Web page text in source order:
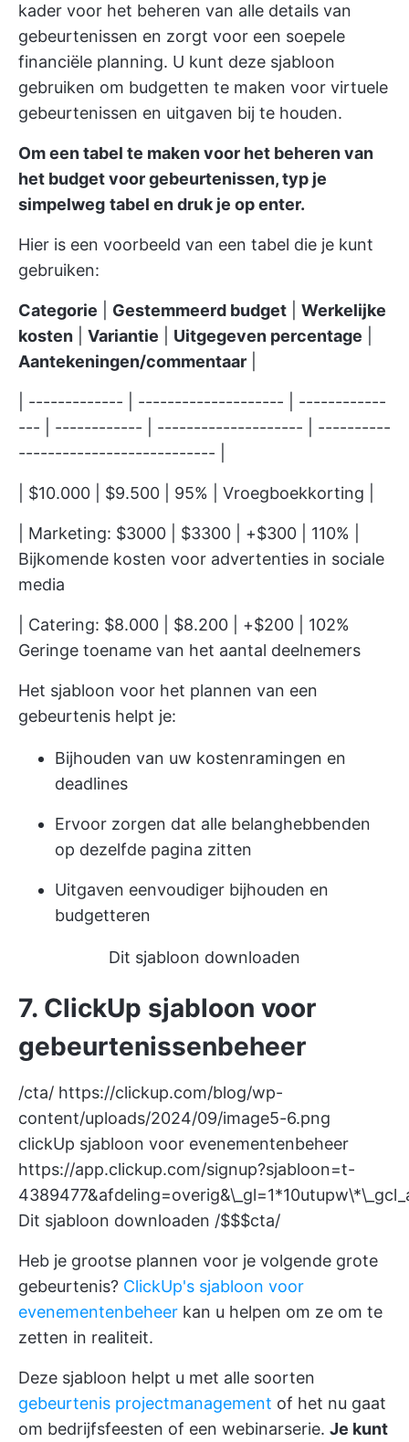
kader voor het beheren van alle details van
gebeurtenissen en zorgt voor een soepele
financiële planning. U kunt deze sjabloon
gebruiken om budgetten te maken voor virtuele
gebeurtenissen en uitgaven bij te houden.
Om een tabel te maken voor het beheren van
het budget voor gebeurtenissen, typ je
simpelweg tabel en druk je op enter.
Hier is een voorbeeld van een tabel die je kunt
gebruiken:
Categorie Gestemmeerd budget
Werkelijke
kosten
Variantie Uitgegeven percentage
Aantekeningen/commentaar
| ------------- | -------------------- | ------------
--- | ------------ | -------------------- | ----------
--------------------------- |
| $10.000 | $9.500 | 95% | Vroegboekkorting |
| Marketing: $3000 | $3300 | +$300 | 110% |
Bijkomende kosten voor advertenties in sociale
media
| Catering: $8.000 | $8.200 | +$200 | 102%
Geringe toename van het aantal deelnemers
Het sjabloon voor het plannen van een
gebeurtenis helpt je:
Bijhouden van uw kostenramingen en
deadlines
Ervoor zorgen dat alle belanghebbenden
op dezelfde pagina zitten
Uitgaven eenvoudiger bijhouden en
budgetteren
Dit sjabloon downloaden
7. ClickUp sjabloon voor
gebeurtenissenbeheer
/cta/ https://clickup.com/blog/wp-
content/uploads/2024/09/image5-6.png
clickUp sjabloon voor evenementenbeheer
https://app.clickup.com/signup?sjabloon=t-
Dit sjabloon downloaden /$$$cta/
Heb je grootse plannen voor je volgende grote
gebeurtenis? ClickUp's sjabloon voor
evenementenbeheer kan u helpen om ze om te
zetten in realiteit.
Deze sjabloon helpt u met alle soorten
gebeurtenis projectmanagement of het nu gaat
om bedrijfsfeesten of een webinarserie. Je kunt